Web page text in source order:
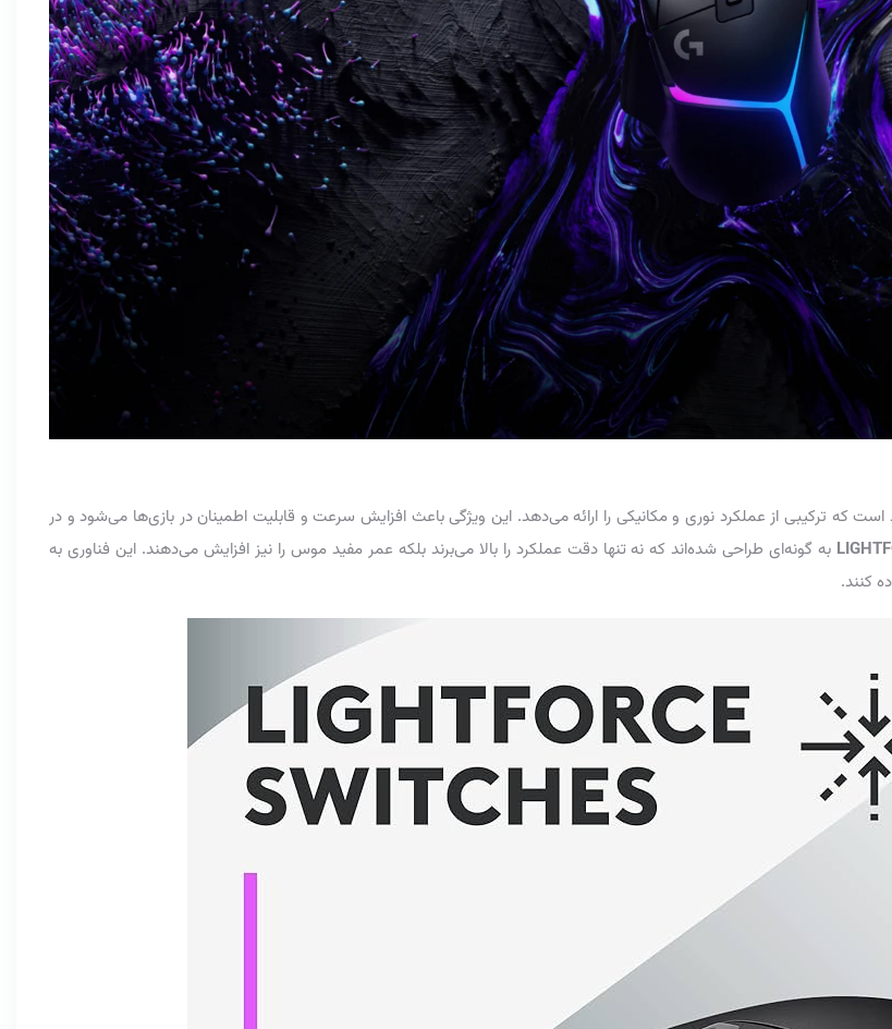
است که ترکیبی از عملکرد نوری و مکانیکی را ارائه می‌دهد. این ویژگی باعث افزایش سرعت و قابلیت اطمینان در بازی‌ها می‌شود و در
به گونه‌ای طراحی شده‌اند که نه تنها دقت عملکرد را بالا می‌برند بلکه عمر مفید موس را نیز افزایش می‌دهند. این فناوری به
کنند.